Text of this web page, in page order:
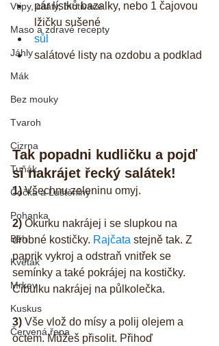
Vtipy, citáty, motivace
Maso a zdravé recepty
Jáhly
Mák
Bez mouky
Tvaroh
Cizrna
Tuňák
Čočka a Luštěniny
Pohanka
Běh
Květák
Mrkev
Kuskus
Červená řepa
pár lístků bazalky, nebo 1 čajovou
lžičku sušené
sůl
salátové listy na ozdobu a podklad
Tak popadni kudličku a pojď
si nakrájet řecký salátek!
1) Všechnu zeleninu omyj.
2) Okurku nakrájej i se slupkou na
drobné kostičky. Rajčata stejně tak. Z
paprik vykroj a odstraň vnitřek se
semínky a také pokrájej na kostičky.
Cibulku nakrájej na půlkolečka.
3) Vše vlož do mísy a polij olejem a
octem. Můžeš přisolit. Přihoď